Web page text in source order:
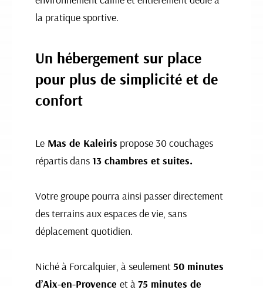
la pratique sportive.
Un hébergement sur place
pour plus de simplicité et de
confort
Le Mas de Kaleiris propose 30 couchages
répartis dans 13 chambres et suites.
Votre groupe pourra ainsi passer directement
des terrains aux espaces de vie, sans
déplacement quotidien.
Niché à Forcalquier, à seulement50 minutes
d’Aix-en-Provence et à75 minutes de